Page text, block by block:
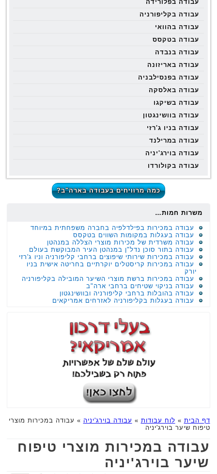
עבודה בפלורידה
עבודה בקליפורניה
עבודה בהוואי
עבודה בטקסס
עבודה בנבדה
עבודה באריזונה
עבודה בפנסילבניה
עבודה באלסקה
עבודה בשיקגו
עבודה בוושינגטון
עבודה בניו ג'רזי
עבודה במרילנד
עבודה בוירג'יניה
עבודה בקולורדו
כמה מרוויחים בעבודה בארה"ב?
משרות חמות…
עבודה במכירות בפילדלפיה בחברה משפחתית במיוחד
עבודה בעגלות במקומות השווים בטקסס
עבודה משרדית של מכירות מוצרי הצללה במנהטן
עבודה בתור סוכן נדל"ן במנהטן העיר המבוקשת בעולם
עבודה במכירות שירותי שיפוצים ברחבי קליפורניה וניו ג'רזי
עבודה במכירות קריסטלים יוקרתיים בחריטה אישית בניו
יורק
עבודה במכירות ברשת מוצרי השיער המובילה בקליפורניה
עבודה בניקוי שטיחים ברחבי ארה"ב
עבודה בהובלות ברחבי קליפורניה ובוושינגטון
עבודה בעגלות בקליפורניה לאזרחים אמריקאים
דף הבית » לוח עבודות » עבודה בוירג'יניה » עבודה במכירות מוצרי
טיפוח שיער בוירג'יניה
עבודה במכירות מוצרי טיפוח
שיער בוירג'יניה